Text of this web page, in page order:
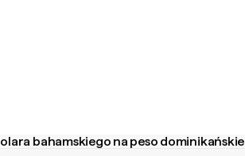
bahamskiego na peso